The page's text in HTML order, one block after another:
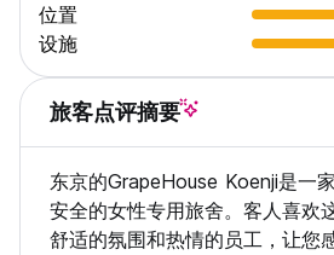
位置
设施
旅客点评摘要
东京的GrapeHouse Koenji是一
安全的女性专用旅舍。客人喜欢
舒适的氛围和热情的员工，让您